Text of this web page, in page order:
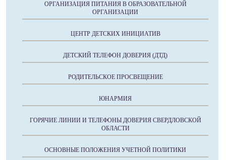
ОРГАНИЗАЦИЯ ПИТАНИЯ В ОБРАЗОВАТЕЛЬНОЙ
ОРГАНИЗАЦИИ
ЦЕНТР ДЕТСКИХ ИНИЦИАТИВ
ДЕТСКИЙ ТЕЛЕФОН ДОВЕРИЯ (ДТД)
РОДИТЕЛЬСКОЕ ПРОСВЕЩЕНИЕ
ЮНАРМИЯ
ГОРЯЧИЕ ЛИНИИ И ТЕЛЕФОНЫ ДОВЕРИЯ СВЕРДЛОВСКОЙ
ОБЛАСТИ
ОСНОВНЫЕ ПОЛОЖЕНИЯ УЧЕТНОЙ ПОЛИТИКИ